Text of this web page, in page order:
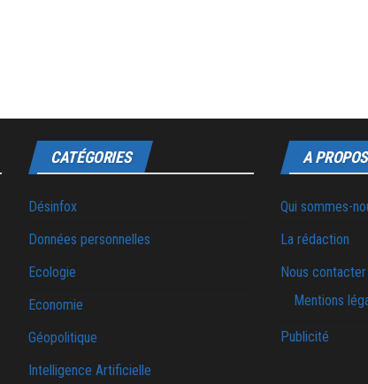
CATÉGORIES
Désinfox
Données personnelles
Ecologie
Economie
Géopolitique
Intelligence Artificielle
A PROPOS
Qui sommes-
La rédaction
Nous contacter
Mentions
Publicité